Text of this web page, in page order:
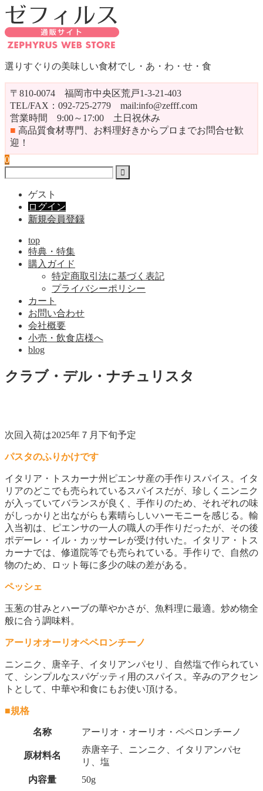
選りすぐりの美味しい食材でし・あ・わ・せ・食
〒810-0074 福岡市中央区荒戸1-3-21-403
TEL/FAX：092-725-2779 mail:info@zefff.com
営業時間 9:00～17:00 土日祝休み
■ 高品質食材専門、お料理好きからプロまでお問合せ歓
迎！
0
ゲスト
ログイン
新規会員登録
top
特典・特集
購入ガイド
特定商取引法に基づく表記
プライバシーポリシー
カート
お問い合わせ
会社概要
小売・飲食店様へ
blog
クラブ・デル・ナチュリスタ
次回入荷は2025年７月下旬予定
パスタのふりかけです
イタリア・トスカーナ州ピエンサ産の手作りスパイス。イタ
リアのどこでも売られているスパイスだが、珍しくニンニク
が入っていてバランスが良く、手作りのため、それぞれの味
がしっかりと出ながらも素晴らしいハーモニーを感じる。輸
入当初は、ピエンサの一人の職人の手作りだったが、その後
ポデーレ・イル・カッサーレが受け付いた。イタリア・トス
カーナでは、修道院等でも売られている。手作りで、自然の
物のため、ロット毎に多少の味の差がある。
ペッシェ
玉葱の甘みとハーブの華やかさが、魚料理に最適。炒め物全
般に合う調味料。
アーリオオーリオペペロンチーノ
ニンニク、唐辛子、イタリアンパセリ、自然塩で作られてい
て、シンプルなスパゲッティ用のスパイス。辛みのアクセン
トとして、中華や和食にもお使い頂ける。
■規格
名称 アーリオ・オーリオ・ペペロンチーノ
原材料名
赤唐辛子、ニンニク、イタリアンパセ
リ、塩
内容量
50g